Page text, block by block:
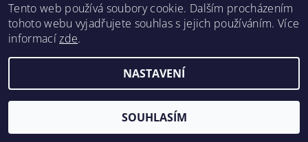
2026 © ZVĚROKRÁM , všechna práva vyhrazena
Vytvořil Shoptet
Tento web používá soubory cookie. Dalším procházením
tohoto webu vyjadřujete souhlas s jejich používáním. Více
informacízde.
NASTAVENÍ
SOUHLASÍM